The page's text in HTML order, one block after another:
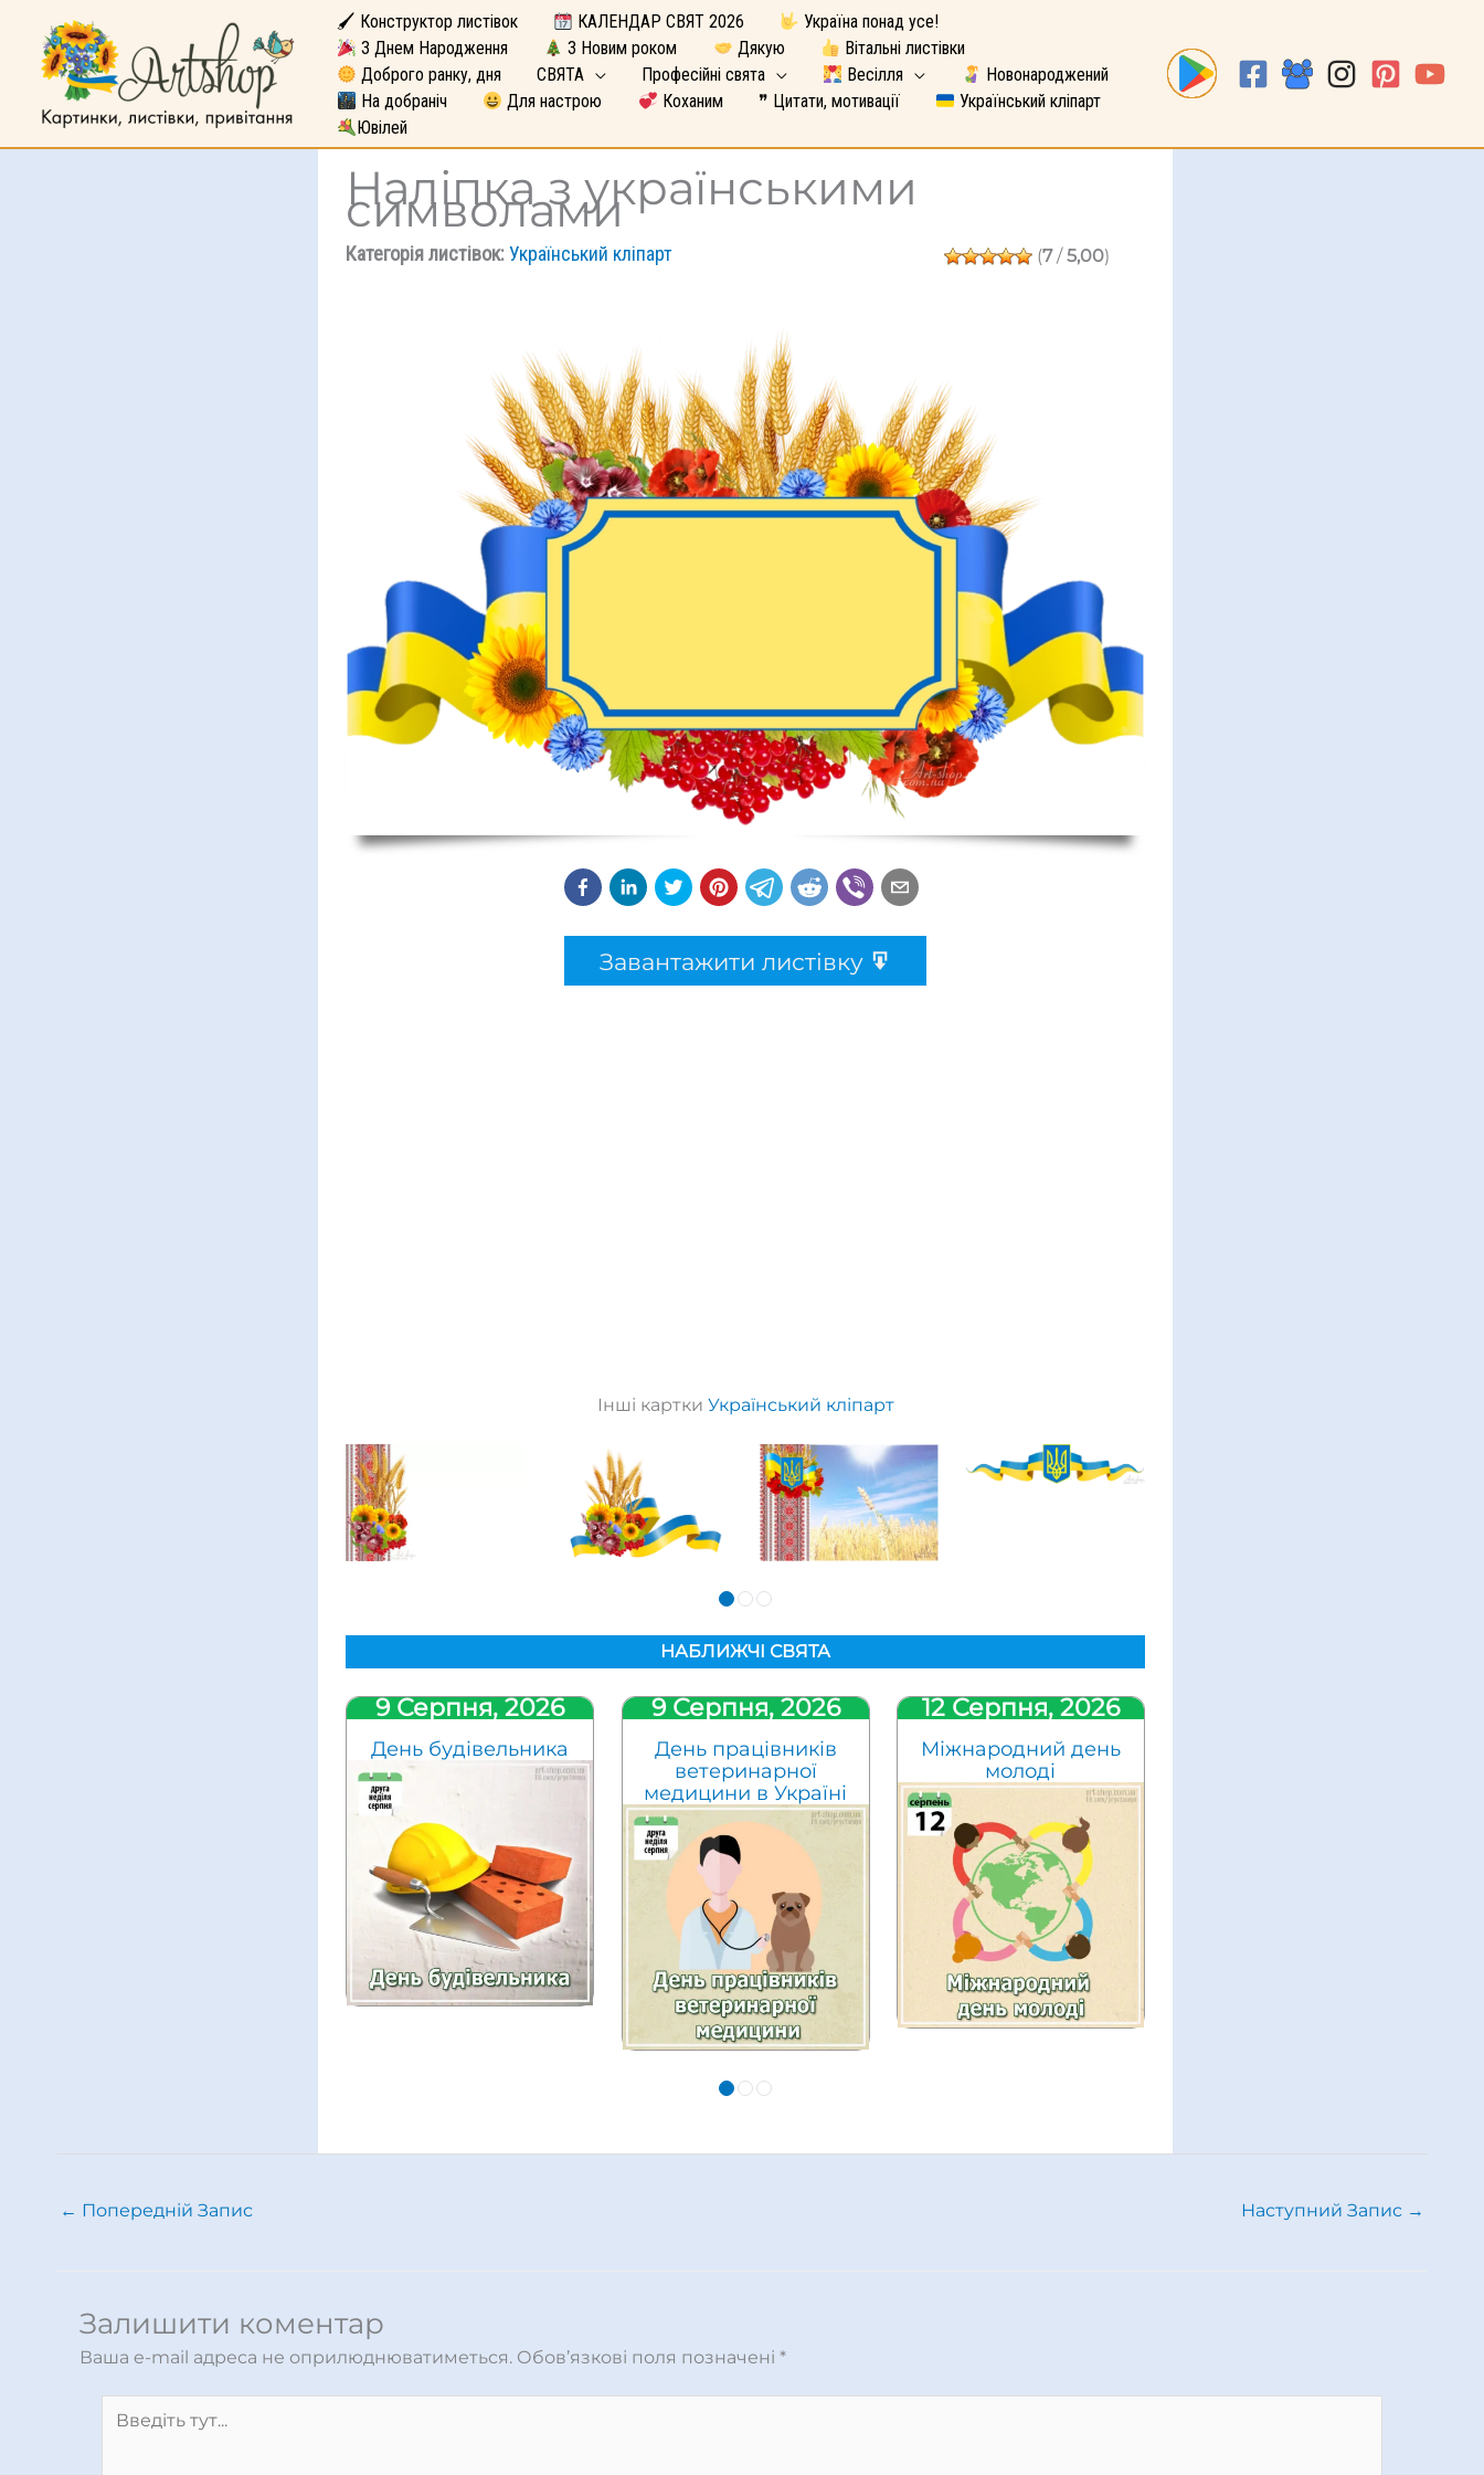
🖌 Конструктор листівок КАЛЕНДАР СВЯТ 2026
Україна понад усе!
З Днем Народження
З Новим роком Дякую
Вітальні листівки
Доброго ранку, дня
СВЯТА Професійні свята Весілля
Новонароджений
На добраніч
Для настрою Коханим ❞ Цитати, мотивації
Український кліпарт
Ювілей
Наліпка з українськими
символами
Категорія листівок:Український кліпарт (7/5,00)
Завантажити листівку
Інші картки Український кліпарт
НАБЛИЖЧІ СВЯТА
9 Серпня, 2026
День будівельника
9 Серпня, 2026
День працівників
ветеринарної
медицини в Україні
12 Серпня, 2026
Міжнародний день
молоді
← Попередній Запис Наступний Запис →
Залишити коментар
Ваша e-mail адреса не оприлюднюватиметься. Обов’язкові поля позначені *
тут...